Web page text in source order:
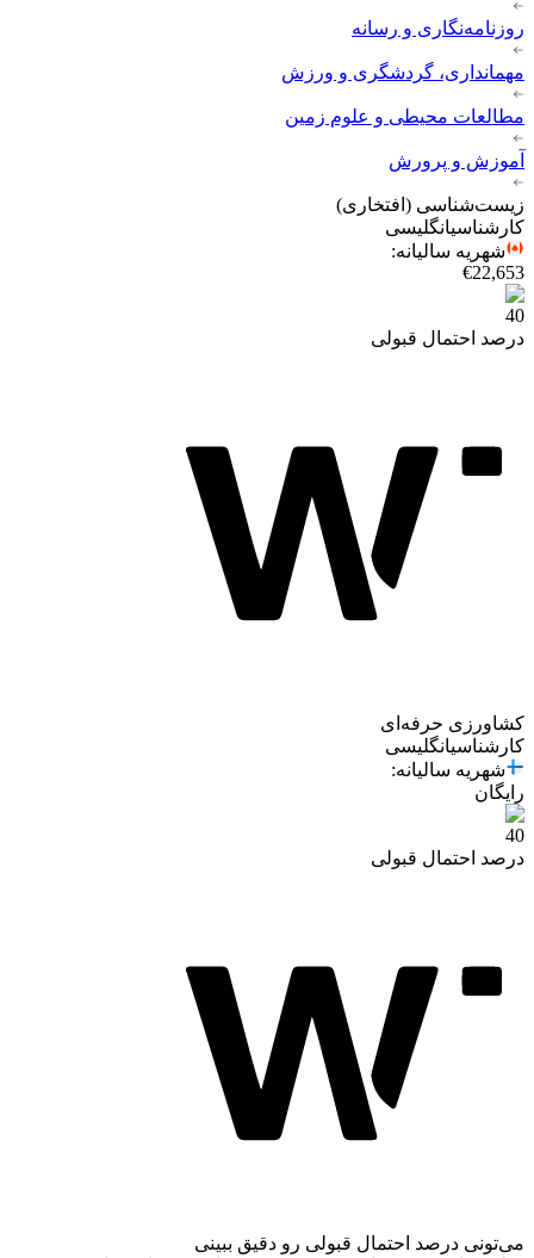
روزنامه‌نگاری و رسانه
مهمانداری، گردشگری و ورزش
مطالعات محیطی و علوم زمین
آموزش و پرورش
زیست‌شناسی (افتخاری)
کارشناسیانگلیسی
شهریه سالیانه:
€22,653
40
درصد احتمال قبولی
کشاورزی حرفه‌ای
کارشناسیانگلیسی
شهریه سالیانه:
رایگان
40
درصد احتمال قبولی
می‌تونی درصد احتمال قبولی رو دقیق ببینی